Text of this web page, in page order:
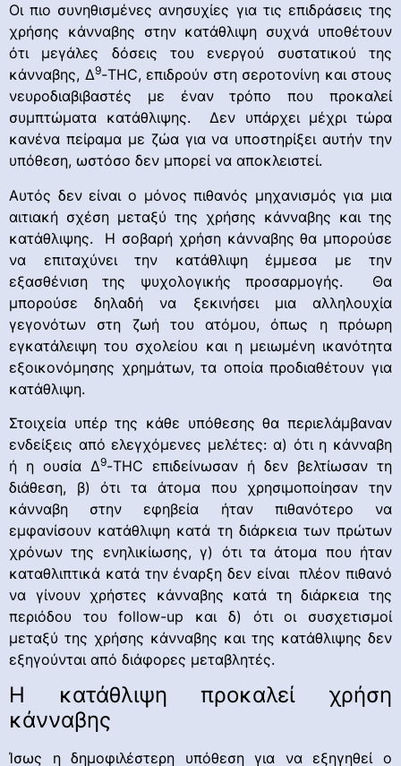
Οι πιο συνηθισμένες ανησυχίες για τις επιδράσεις της
χρήσης κάνναβης στην κατάθλιψη συχνά υποθέτουν
ότι μεγάλες δόσεις του ενεργού συστατικού της
κάνναβης, ∆9-THC, επιδρούν στη σεροτονίνη και στους
νευροδιαβιβαστές με έναν τρόπο που προκαλεί
συμπτώματα κατάθλιψης. Δεν υπάρχει μέχρι τώρα
κανένα πείραμα με ζώα για να υποστηρίξει αυτήν την
υπόθεση, ωστόσο δεν μπορεί να αποκλειστεί.
Αυτός δεν είναι ο μόνος πιθανός μηχανισμός για μια
αιτιακή σχέση μεταξύ της χρήσης κάνναβης και της
κατάθλιψης. Η σοβαρή χρήση κάνναβης θα μπορούσε
να επιταχύνει την κατάθλιψη έμμεσα με την
εξασθένιση της ψυχολογικής προσαρμογής. Θα
μπορούσε δηλαδή να ξεκινήσει μια αλληλουχία
γεγονότων στη ζωή του ατόμου, όπως η πρόωρη
εγκατάλειψη του σχολείου και η μειωμένη ικανότητα
εξοικονόμησης χρημάτων, τα οποία προδιαθέτουν για
κατάθλιψη.
Στοιχεία υπέρ της κάθε υπόθεσης θα περιελάμβαναν
ενδείξεις από ελεγχόμενες μελέτες: α) ότι η κάνναβη
ή η ουσία ∆9-THC επιδείνωσαν ή δεν βελτίωσαν τη
διάθεση, β) ότι τα άτομα που χρησιμοποίησαν την
κάνναβη στην εφηβεία ήταν πιθανότερο να
εμφανίσουν κατάθλιψη κατά τη διάρκεια των πρώτων
χρόνων της ενηλικίωσης, γ) ότι τα άτομα που ήταν
καταθλιπτικά κατά την έναρξη δεν είναι πλέον πιθανό
να γίνουν χρήστες κάνναβης κατά τη διάρκεια της
περιόδου του follow-up και δ) ότι οι συσχετισμοί
μεταξύ της χρήσης κάνναβης και της κατάθλιψης δεν
εξηγούνται από διάφορες μεταβλητές.
Η κατάθλιψη προκαλεί χρήση
κάνναβης
Ίσως η δημοφιλέστερη υπόθεση για να εξηγηθεί ο